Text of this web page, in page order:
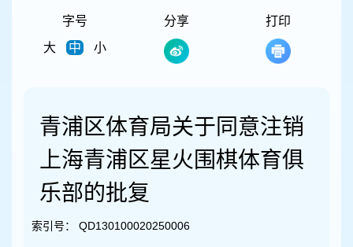
字号
大
中 小
分享 打印
青浦区体育局关于同意注销
上海青浦区星火围棋体育俱
乐部的批复
索引号： QD130100020250006